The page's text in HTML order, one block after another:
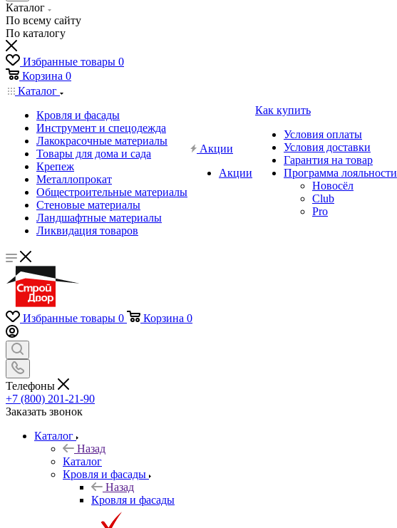
Каталог
По всему сайту
По каталогу
Избранные товары 0
Корзина 0
Каталог
Кровля и фасады
Инструмент и спецодежда
Лакокрасочные материалы
Товары для дома и сада
Крепеж
Металлопрокат
Общестроительные материалы
Стеновые материалы
Ландшафтные материалы
Ликвидация товаров
Акции
Акции
Как купить
Условия оплаты
Условия доставки
Гарантия на товар
Программа лояльности
Новосёл
Club
Pro
Избранные товары 0 Корзина 0
Телефоны
+7 (800) 201-21-90
Заказать звонок
Каталог
Назад
Каталог
Кровля и фасады
Назад
Кровля и фасады